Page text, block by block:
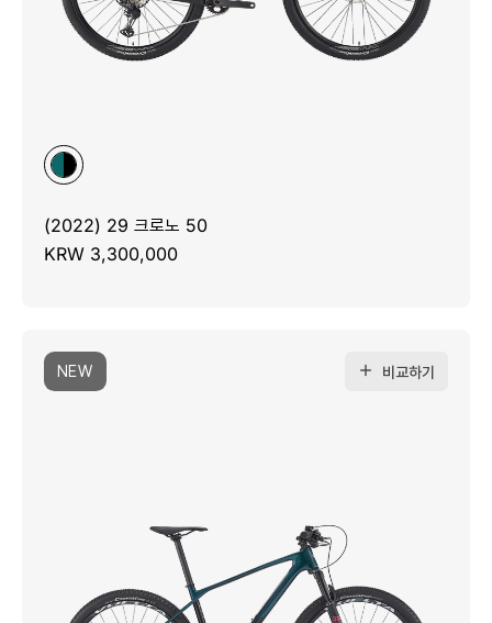
(2022) 29 크로노 50
KRW 3,300,000
NEW 비교하기